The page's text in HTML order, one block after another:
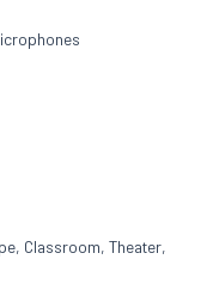
Classroom, Theater,